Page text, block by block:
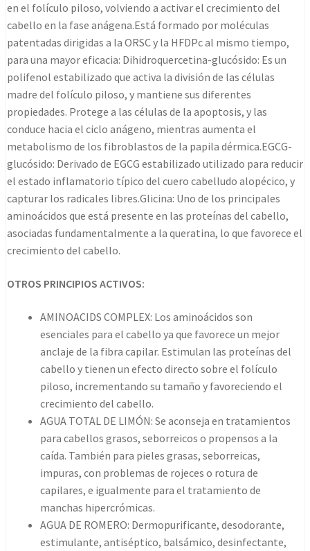
en el folículo piloso, volviendo a activar el crecimiento del
cabello en la fase anágena.Está formado por moléculas
patentadas dirigidas a la ORSC y la HFDPc al mismo tiempo,
para una mayor eficacia: Dihidroquercetina-glucósido: Es un
polifenol estabilizado que activa la división de las células
madre del folículo piloso, y mantiene sus diferentes
propiedades. Protege a las células de la apoptosis, y las
conduce hacia el ciclo anágeno, mientras aumenta el
metabolismo de los fibroblastos de la papila dérmica.EGCG-
glucósido: Derivado de EGCG estabilizado utilizado para reducir
el estado inflamatorio típico del cuero cabelludo alopécico, y
capturar los radicales libres.Glicina: Uno de los principales
aminoácidos que está presente en las proteínas del cabello,
asociadas fundamentalmente a la queratina, lo que favorece el
crecimiento del cabello.
OTROS PRINCIPIOS ACTIVOS:
AMINOACIDS COMPLEX: Los aminoácidos son
esenciales para el cabello ya que favorece un mejor
anclaje de la fibra capilar. Estimulan las proteínas del
cabello y tienen un efecto directo sobre el folículo
piloso, incrementando su tamaño y favoreciendo el
crecimiento del cabello.
AGUA TOTAL DE LIMÓN: Se aconseja en tratamientos
para cabellos grasos, seborreicos o propensos a la
caída. También para pieles grasas, seborreicas,
impuras, con problemas de rojeces o rotura de
capilares, e igualmente para el tratamiento de
manchas hipercrómicas.
AGUA DE ROMERO: Dermopurificante, desodorante,
estimulante, antiséptico, balsámico, desinfectante,